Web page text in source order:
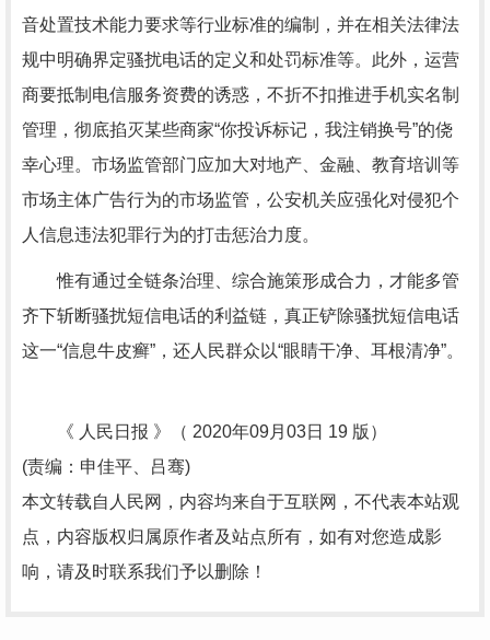
音处置技术能力要求等行业标准的编制，并在相关法律法
规中明确界定骚扰电话的定义和处罚标准等。此外，运营
商要抵制电信服务资费的诱惑，不折不扣推进手机实名制
管理，彻底掐灭某些商家“你投诉标记，我注销换号”的侥
幸心理。市场监管部门应加大对地产、金融、教育培训等
市场主体广告行为的市场监管，公安机关应强化对侵犯个
人信息违法犯罪行为的打击惩治力度。
惟有通过全链条治理、综合施策形成合力，才能多管
齐下斩断骚扰短信电话的利益链，真正铲除骚扰短信电话
这一“信息牛皮癣”，还人民群众以“眼睛干净、耳根清净”。
《 人民日报 》（ 2020年09月03日 19 版）
(责编：申佳平、吕骞)
本文转载自人民网，内容均来自于互联网，不代表本站观
点，内容版权归属原作者及站点所有，如有对您造成影
响，请及时联系我们予以删除！